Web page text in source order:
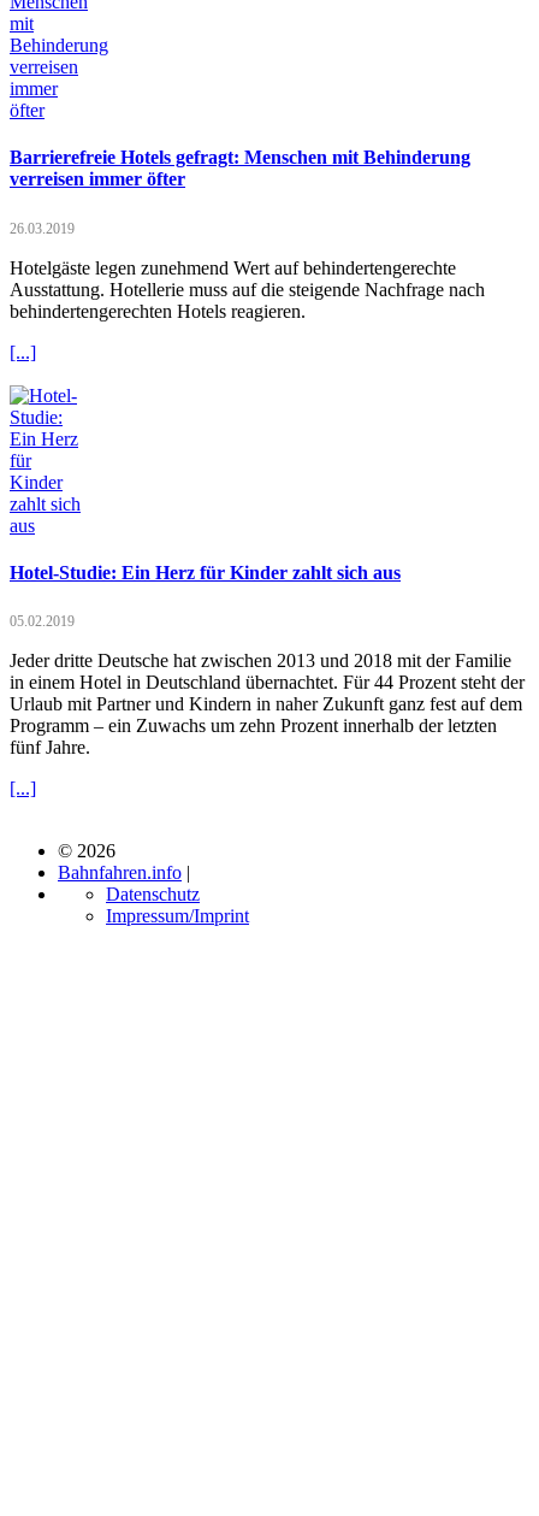
Barrierefreie Hotels gefragt: Menschen mit Behinderung
verreisen immer öfter
26.03.2019
Hotelgäste legen zunehmend Wert auf behindertengerechte
Ausstattung. Hotellerie muss auf die steigende Nachfrage nach
behindertengerechten Hotels reagieren.
[...]
Hotel-Studie: Ein Herz für Kinder zahlt sich aus
05.02.2019
Jeder dritte Deutsche hat zwischen 2013 und 2018 mit der Familie
in einem Hotel in Deutschland übernachtet. Für 44 Prozent steht der
Urlaub mit Partner und Kindern in naher Zukunft ganz fest auf dem
Programm – ein Zuwachs um zehn Prozent innerhalb der letzten
fünf Jahre.
[...]
© 2026
Bahnfahren.info |
Datenschutz
Impressum/Imprint